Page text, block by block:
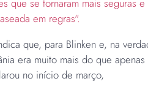
que se tornaram mais seguras
em regras".
que, para Blinken e, na
era muito mais do que
no início de março,